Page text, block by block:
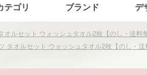
テゴリ ブランド デ
オルセット ウォッシュタオル2枚【のし・送料
タオルセット ウォッシュタオル2枚【のし・